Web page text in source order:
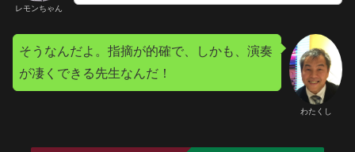
レモンちゃん
わたくし
そうなんだよ。指摘が的確で、しかも、演奏
が凄くできる先生なんだ！